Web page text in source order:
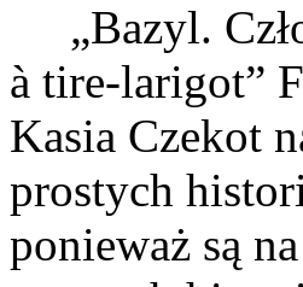
„Bazyl.
à tire-
Kasia Czekot
prostych
ponieważ są